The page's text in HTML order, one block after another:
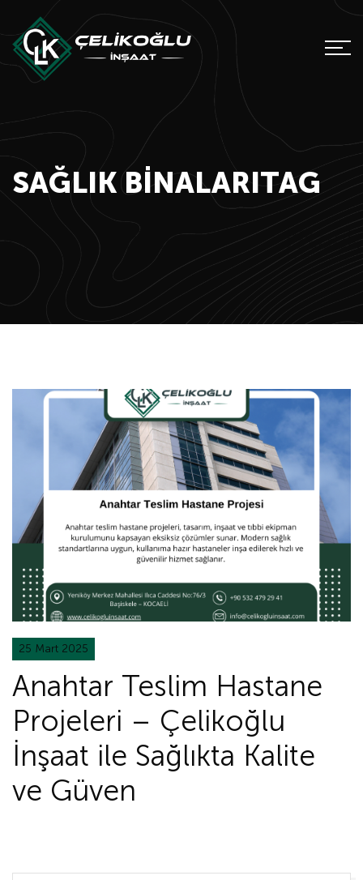
SAĞLIK BINALARITAG
25 Mart 2025
Anahtar Teslim Hastane
Projeleri – Çelikoğlu
İnşaat ile Sağlıkta Kalite
ve Güven